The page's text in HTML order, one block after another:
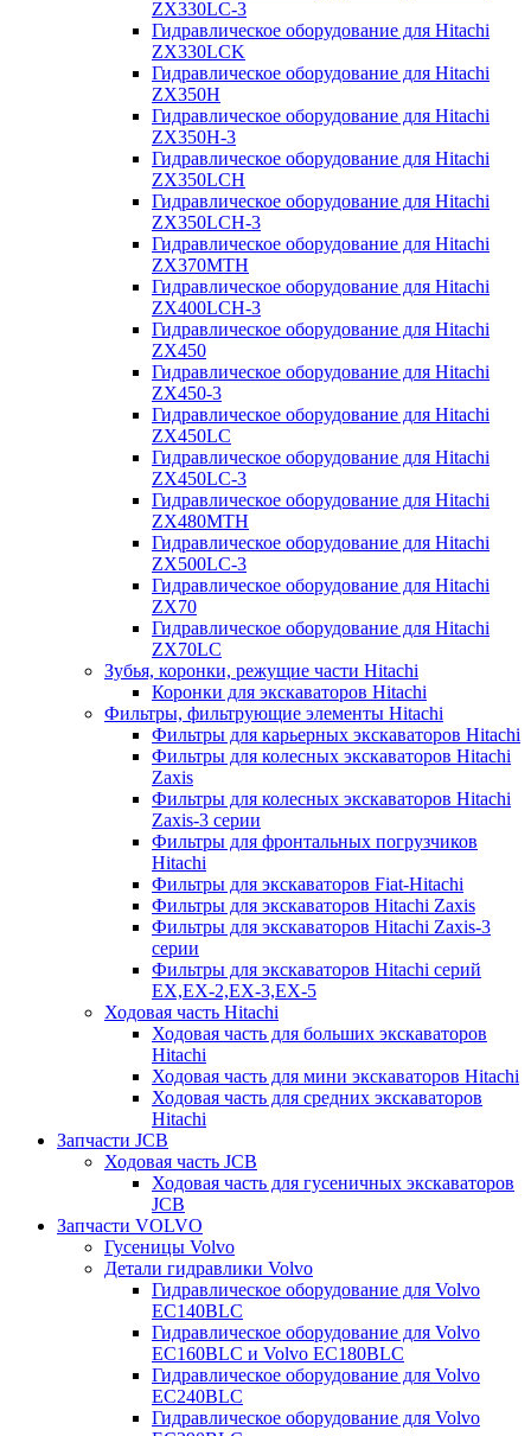
ZX330LC-3
Гидравлическое оборудование для Hitachi
ZX330LCK
Гидравлическое оборудование для Hitachi
ZX350H
Гидравлическое оборудование для Hitachi
ZX350H-3
Гидравлическое оборудование для Hitachi
ZX350LCH
Гидравлическое оборудование для Hitachi
ZX350LCH-3
Гидравлическое оборудование для Hitachi
ZX370MTH
Гидравлическое оборудование для Hitachi
ZX400LCH-3
Гидравлическое оборудование для Hitachi
ZX450
Гидравлическое оборудование для Hitachi
ZX450-3
Гидравлическое оборудование для Hitachi
ZX450LC
Гидравлическое оборудование для Hitachi
ZX450LC-3
Гидравлическое оборудование для Hitachi
ZX480MTH
Гидравлическое оборудование для Hitachi
ZX500LC-3
Гидравлическое оборудование для Hitachi
ZX70
Гидравлическое оборудование для Hitachi
ZX70LC
Зубья, коронки, режущие части Hitachi
Коронки для экскаваторов Hitachi
Фильтры, фильтрующие элементы Hitachi
Фильтры для карьерных экскаваторов Hitachi
Фильтры для колесных экскаваторов Hitachi
Zaxis
Фильтры для колесных экскаваторов Hitachi
Zaxis-3 серии
Фильтры для фронтальных погрузчиков
Hitachi
Фильтры для экскаваторов Fiat-Hitachi
Фильтры для экскаваторов Hitachi Zaxis
Фильтры для экскаваторов Hitachi Zaxis-3
серии
Фильтры для экскаваторов Hitachi серий
EX,EX-2,EX-3,EX-5
Ходовая часть Hitachi
Ходовая часть для больших экскаваторов
Hitachi
Ходовая часть для мини экскаваторов Hitachi
Ходовая часть для средних экскаваторов
Hitachi
Запчасти JCB
Ходовая часть JCB
Ходовая часть для гусеничных экскаваторов
JCB
Запчасти VOLVO
Гусеницы Volvo
Детали гидравлики Volvo
Гидравлическое оборудование для Volvo
EC140BLC
Гидравлическое оборудование для Volvo
EC160BLC и Volvo EC180BLC
Гидравлическое оборудование для Volvo
EC240BLC
Гидравлическое оборудование для Volvo